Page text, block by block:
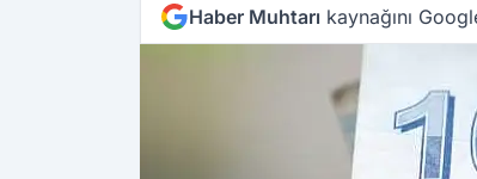
Haber Muhtarı kaynağını